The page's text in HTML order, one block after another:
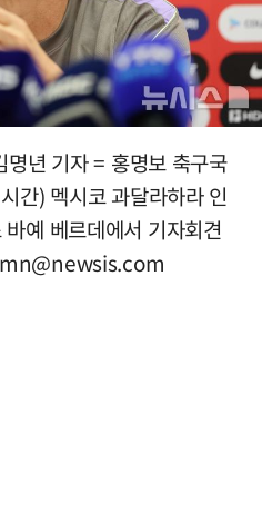
년 기자 = 홍명보 축구국
간) 멕시코 과달라하라 인
예 베르데에서 기자회견